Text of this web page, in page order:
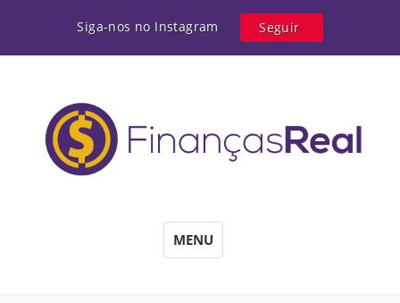
Siga-nos no Instagram Seguir
MENU